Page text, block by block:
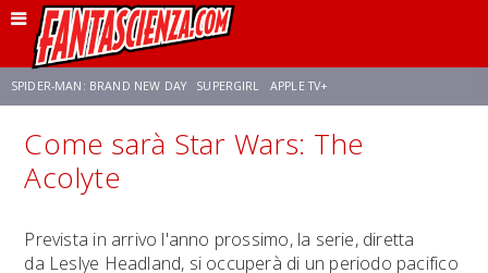
SPIDER-MAN: BRAND NEW DAY SUPERGIRL APPLE TV+
FRANCO RICCIARDIELLO ZENDAYA STAR TREK AVENGERS: DOOMSDAY
Come sarà Star Wars: The
Acolyte
Prevista in arrivo l'anno prossimo, la serie, diretta
da Leslye Headland, si occuperà di un periodo pacifico